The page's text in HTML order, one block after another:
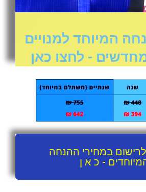
המיוחד למנויים
- לחצו כאן
במחירי ההנחה
- כ א ן